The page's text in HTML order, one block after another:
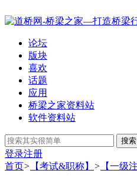
论坛
版块
喜欢
话题
应用
桥梁之家资料站
软件资料站
搜索
登录注册
首页> 【考试&职称】 > 【一级